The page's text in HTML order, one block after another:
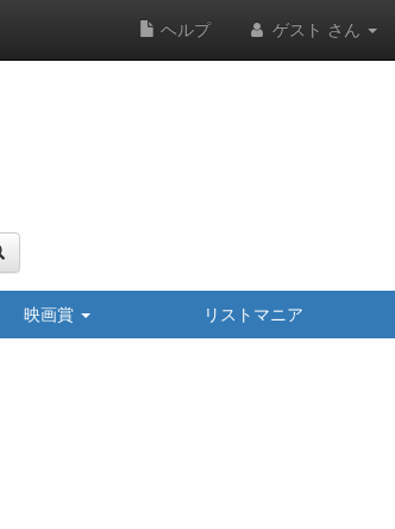
ヘルプ ゲスト さん
映画賞 リストマニア